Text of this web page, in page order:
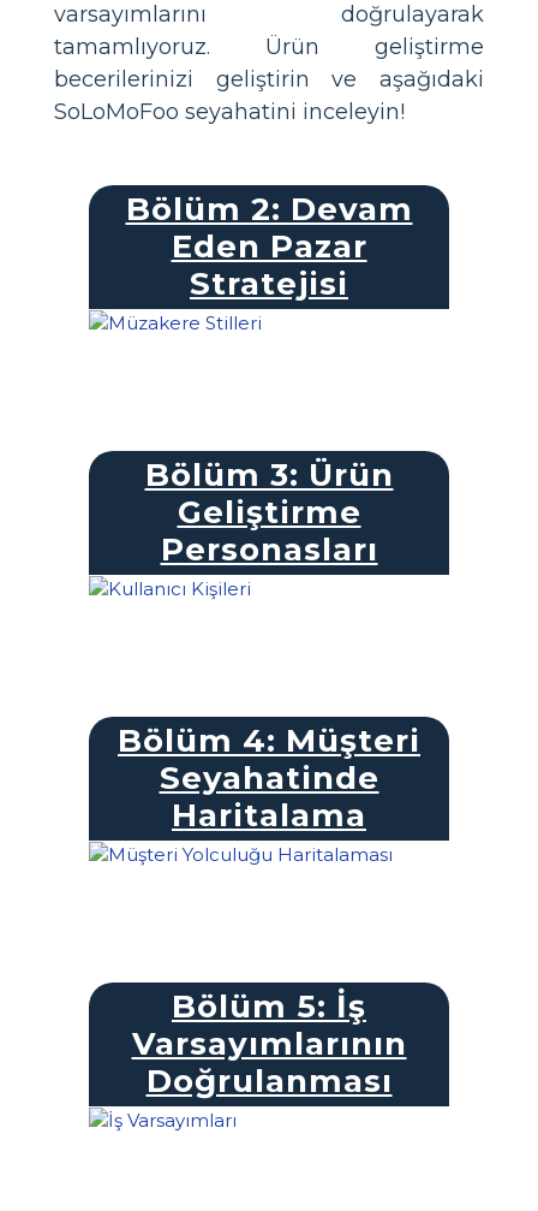
varsayımlarını doğrulayarak
tamamlıyoruz. Ürün geliştirme
becerilerinizi geliştirin ve aşağıdaki
SoLoMoFoo seyahatini inceleyin!
Bölüm 2: Devam
Eden Pazar
Stratejisi
Bölüm 3: Ürün
Geliştirme
Personasları
Bölüm 4: Müşteri
Seyahatinde
Haritalama
Bölüm 5: İş
Varsayımlarının
Doğrulanması